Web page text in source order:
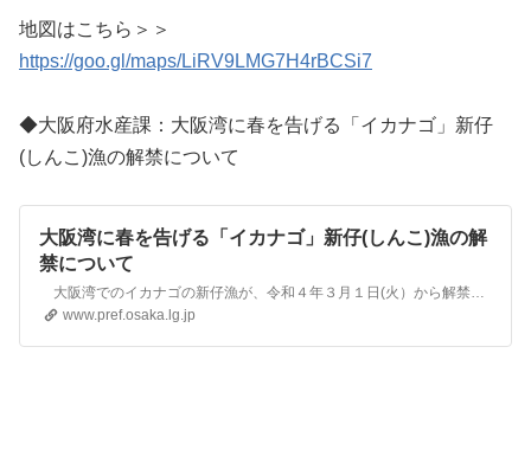
地図はこちら＞＞
https://goo.gl/maps/LiRV9LMG7H4rBCSi7
◆大阪府水産課：大阪湾に春を告げる「イカナゴ」新仔
(しんこ)漁の解禁について
大阪湾に春を告げる「イカナゴ」新仔(しんこ)漁の解
禁について
www.pref.osaka.lg.jp